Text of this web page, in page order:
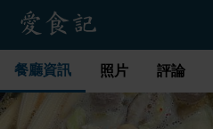
餐廳資訊 照片 評論